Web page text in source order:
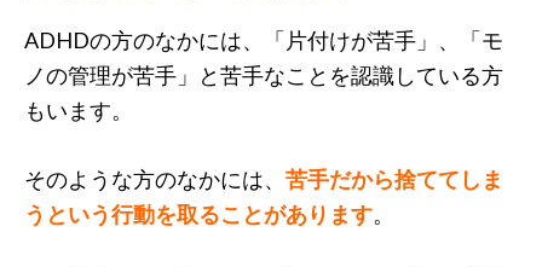
ADHDの方のなかには、「片付けが苦手」、「モ
ノの管理が苦手」と苦手なことを認識している方
もいます。
そのような方のなかには、 苦手だから捨ててしま
うという行動を取ることがあります。